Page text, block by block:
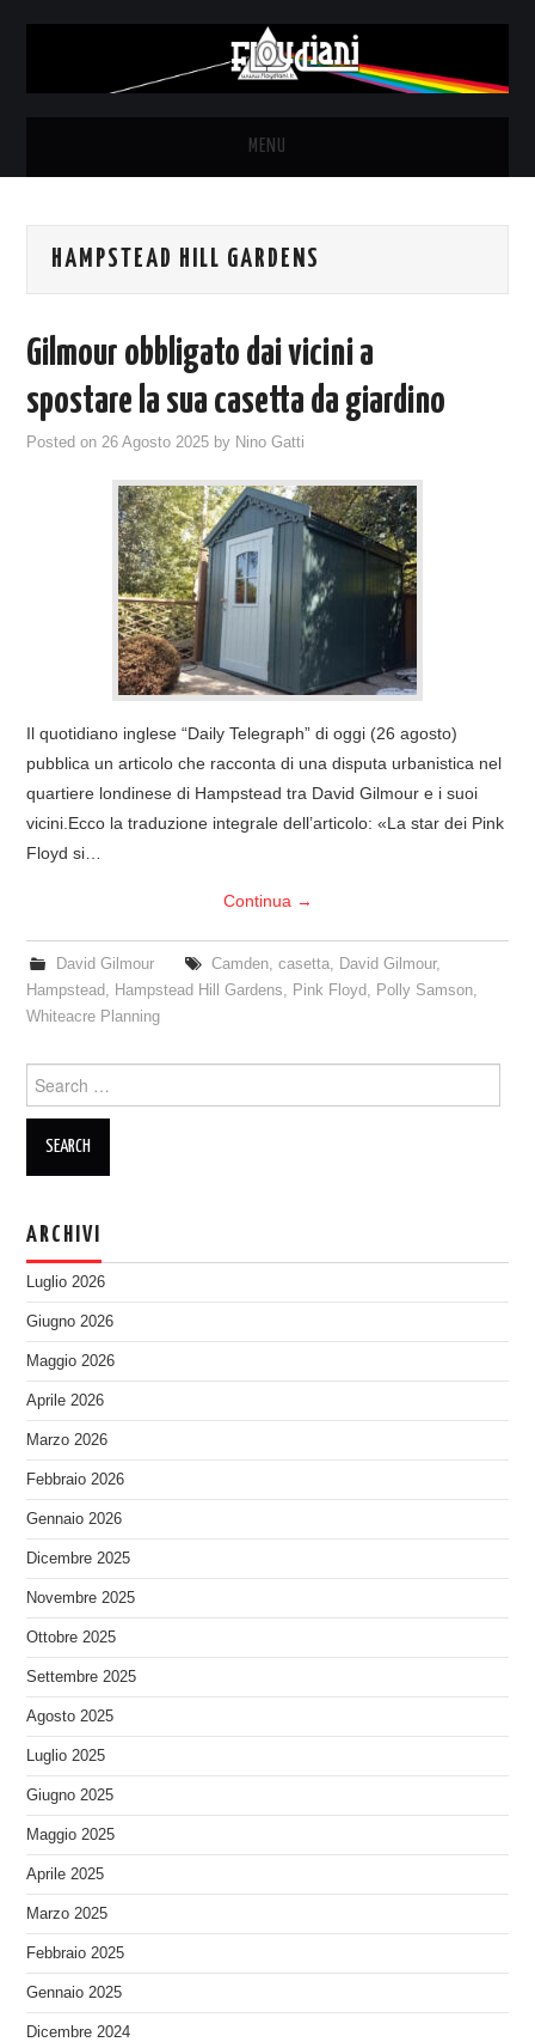
MENU
NEWS
SYD BARRETT – ALLE SOGLIE
DELL’ALBA
COVER & TRIBUTI
DISCOGRAFIA
LINKS
CONTATTI
POLICY/COOKIES
HAMPSTEAD HILL GARDENS
Gilmour obbligato dai vicini a
spostare la sua casetta da giardino
Posted on26 Agosto 2025 by Nino Gatti
Il quotidiano inglese “Daily Telegraph” di oggi (26 agosto)
pubblica un articolo che racconta di una disputa urbanistica nel
quartiere londinese di Hampstead tra David Gilmour e i suoi
vicini.Ecco la traduzione integrale dell’articolo: «La star dei Pink
Floyd si…
Continua →
David Gilmour Camden, casetta, David Gilmour,
Hampstead, Hampstead Hill Gardens, Pink Floyd, Polly Samson,
Whiteacre Planning
for:
ARCHIVI
Luglio 2026
Giugno 2026
Maggio 2026
Aprile 2026
Marzo 2026
Febbraio 2026
Gennaio 2026
Dicembre 2025
Novembre 2025
Ottobre 2025
Settembre 2025
Agosto 2025
Luglio 2025
Giugno 2025
Maggio 2025
Aprile 2025
Marzo 2025
Febbraio 2025
Gennaio 2025
Dicembre 2024